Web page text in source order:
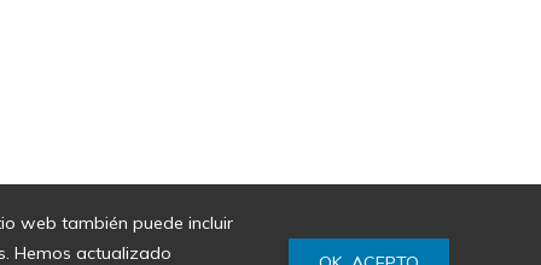
web también puede incluir
Hemos actualizado